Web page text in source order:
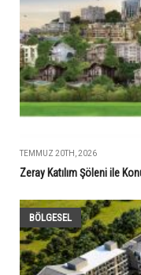
TEMMUZ 20TH, 2026
Zeray Katılım Şöleni ile
BÖLGESEL